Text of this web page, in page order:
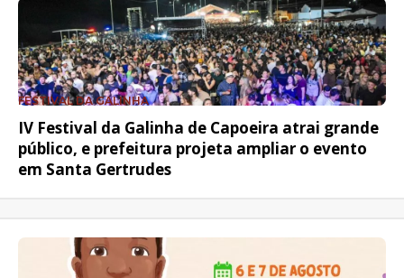
FESTIVAL DA GALINHA
IV Festival da Galinha de Capoeira atrai grande
público, e prefeitura projeta ampliar o evento
em Santa Gertrudes